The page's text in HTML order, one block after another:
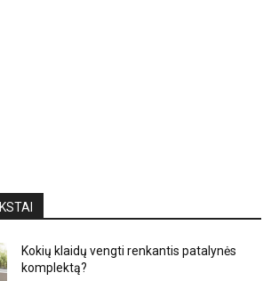
Kokių klaidų vengti renkantis patalynės
komplektą?